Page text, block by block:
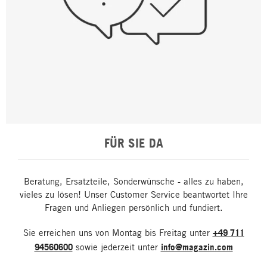
FÜR SIE DA
Beratung, Ersatzteile, Sonderwünsche - alles zu haben,
vieles zu lösen! Unser Customer Service beantwortet Ihre
Fragen und Anliegen persönlich und fundiert.
Sie erreichen uns von Montag bis Freitag unter +49 711
94560600sowie jederzeit unter info@magazin.com